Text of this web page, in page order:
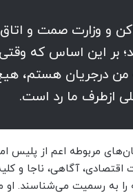
و وزارت صمت و
من درجریان هستم،
ازطرف ما رد است.
مربوطه اعم از
اقتصادی، آگاهی، ناجا و
را به رسمیت می‌شناسند.